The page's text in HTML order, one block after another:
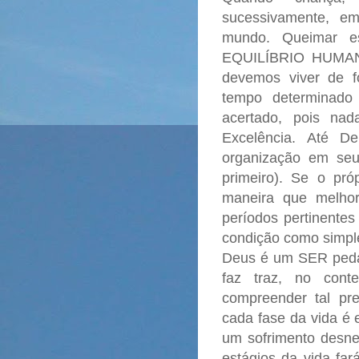
sucessivamente,
mundo. Queimar
EQUILÍBRIO
devemos viver de
tempo
acertado, pois
Excelência.
Até
organização em
primeiro). Se o
maneira que
períodos
condição como
Deus é um SER
faz traz, no
compreender tal
cada fase da vida é
um sofrimento